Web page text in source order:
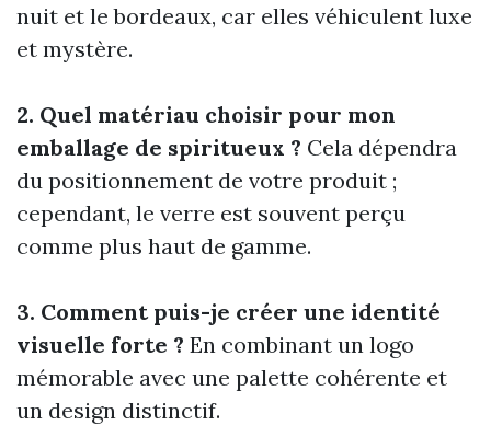
nuit et le bordeaux, car elles véhiculent luxe
et mystère.
2. Quel matériau choisir pour mon
emballage de spiritueux ? Cela dépendra
du positionnement de votre produit ;
cependant, le verre est souvent perçu
comme plus haut de gamme.
3. Comment puis-je créer une identité
visuelle forte ? En combinant un logo
mémorable avec une palette cohérente et
un design distinctif.